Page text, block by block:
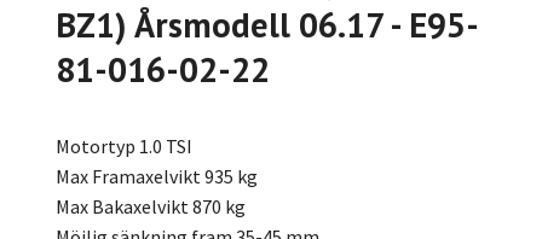
BZ1) Årsmodell 06.17 - E95-
81-016-02-22
Motortyp 1.0 TSI
Max Framaxelvikt 935 kg
Max Bakaxelvikt 870 kg